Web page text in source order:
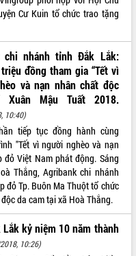
Cư Kuin tổ chức trao tặng
chi nhánh tỉnh Đắk Lắk:
đồng tham gia “Tết vì
và nạn nhân chất độc
Xuân Mậu Tuất 2018.
10:40)
tiếp tục đồng hành cùng
"Tết vì người nghèo và nạn
Việt Nam phát động. Sáng
Thắng, Agribank chi nhánh
đỏ Tp. Buôn Ma Thuột tổ chức
da cam tại xã Hoà Thắng.
Lắk kỷ niệm 10 năm thành
10:26)